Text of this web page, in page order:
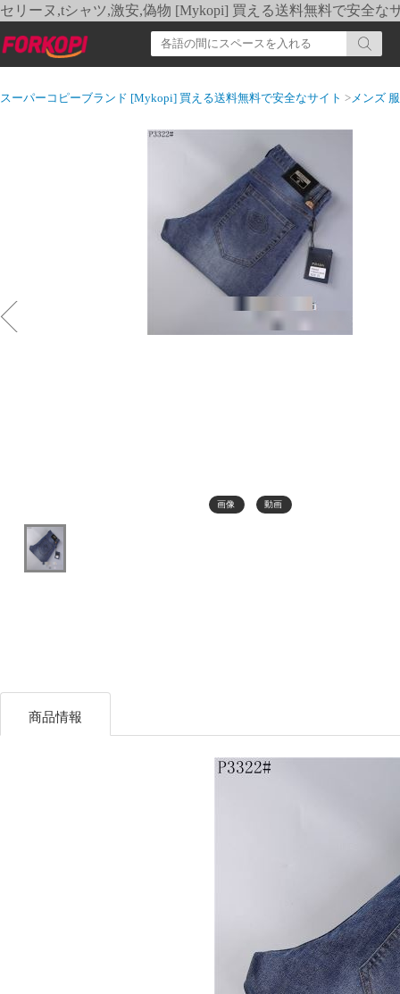
セリーヌ,tシャツ,激安,偽物 [Mykopi] 買える送料無料で安全な
スーパーコピーブランド [Mykopi] 買える送料無料で安全なサイト >メンズ 服
画像 動画
商品情報